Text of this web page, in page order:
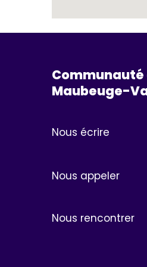
Maubeuge-
Nous écrire
Nous appeler
Nous rencontrer